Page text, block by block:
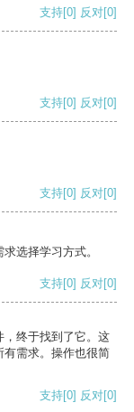
支持[0] 反对[0]
支持[0] 反对[0]
支持[0] 反对[0]
选择学习方式。
支持[0] 反对[0]
，终于找到了它。这
有需求。操作也很简
支持[0] 反对[0]